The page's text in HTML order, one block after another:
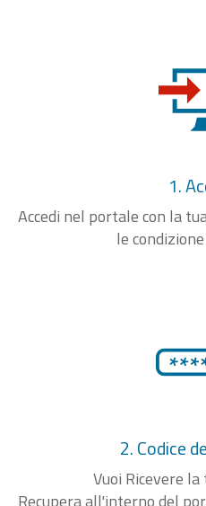
1.
Accedi nel portale con la
le
2. Codice
Vuoi Ricevere
Recupera all'interno del